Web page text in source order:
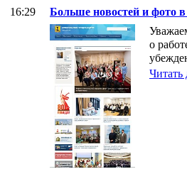
16:29
Больше новостей и фото
о
Читать